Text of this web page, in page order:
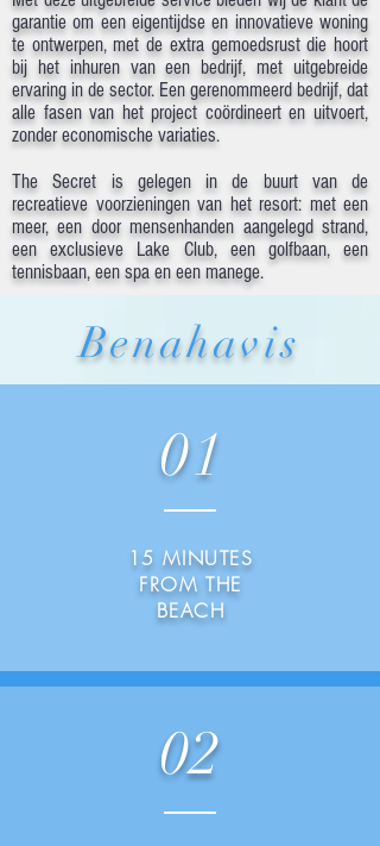
garantie om een eigentijdse en innovatieve woning
te ontwerpen, met de extra gemoedsrust die hoort
bij het inhuren van een bedrijf, met uitgebreide
ervaring in de sector. Een gerenommeerd bedrijf, dat
alle fasen van het project coördineert en uitvoert,
zonder economische variaties.
The Secret is gelegen in de buurt van de
recreatieve voorzieningen van het resort: met een
meer, een door mensenhanden aangelegd strand,
een exclusieve Lake Club, een golfbaan, een
tennisbaan, een spa en een manege.
Benahavis
01
15 MINUTES
FROM THE
BEACH
02